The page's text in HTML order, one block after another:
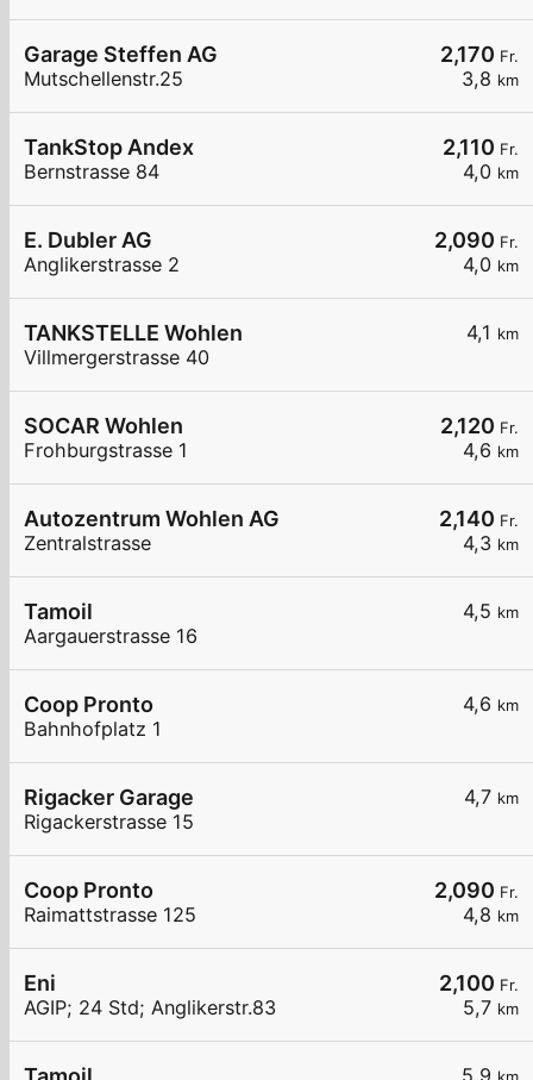
2,170 Fr.
3,8 km
Garage Steffen AG
Mutschellenstr.25
2,110 Fr.
4,0 km
TankStop Andex
Bernstrasse 84
2,090 Fr.
4,0 km
E. Dubler AG
Anglikerstrasse 2
4,1 km
TANKSTELLE Wohlen
Villmergerstrasse 40
2,120 Fr.
4,6 km
SOCAR Wohlen
Frohburgstrasse 1
2,140 Fr.
4,3 km
Autozentrum Wohlen AG
Zentralstrasse
4,5 km
Tamoil
Aargauerstrasse 16
4,6 km
Coop Pronto
Bahnhofplatz 1
4,7 km
Rigacker Garage
Rigackerstrasse 15
2,090 Fr.
4,8 km
Coop Pronto
Raimattstrasse 125
2,100 Fr.
5,7 km
Eni
AGIP; 24 Std; Anglikerstr.83